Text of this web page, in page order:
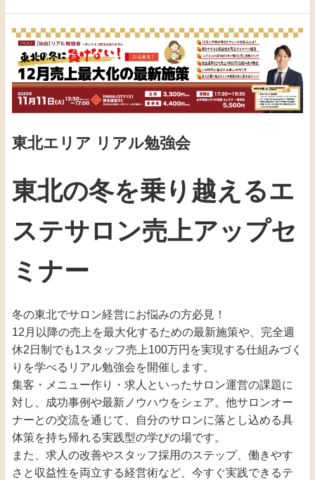
東北エリア リアル勉強会
東北の冬を乗り越えるエ
ステサロン売上アップセ
ミナー
冬の東北でサロン経営にお悩みの方必見！
12月以降の売上を最大化するための最新施策や、完全週
休2日制でも1スタッフ売上100万円を実現する仕組みづく
りを学べるリアル勉強会を開催します。
集客・メニュー作り・求人といったサロン運営の課題に
対し、成功事例や最新ノウハウをシェア。他サロンオー
ナーとの交流を通じて、自分のサロンに落とし込める具
体策を持ち帰れる実践型の学びの場です。
また、求人の改善やスタッフ採用のステップ、働きやす
さと収益性を両立する経営術など、今すぐ実践できるテ